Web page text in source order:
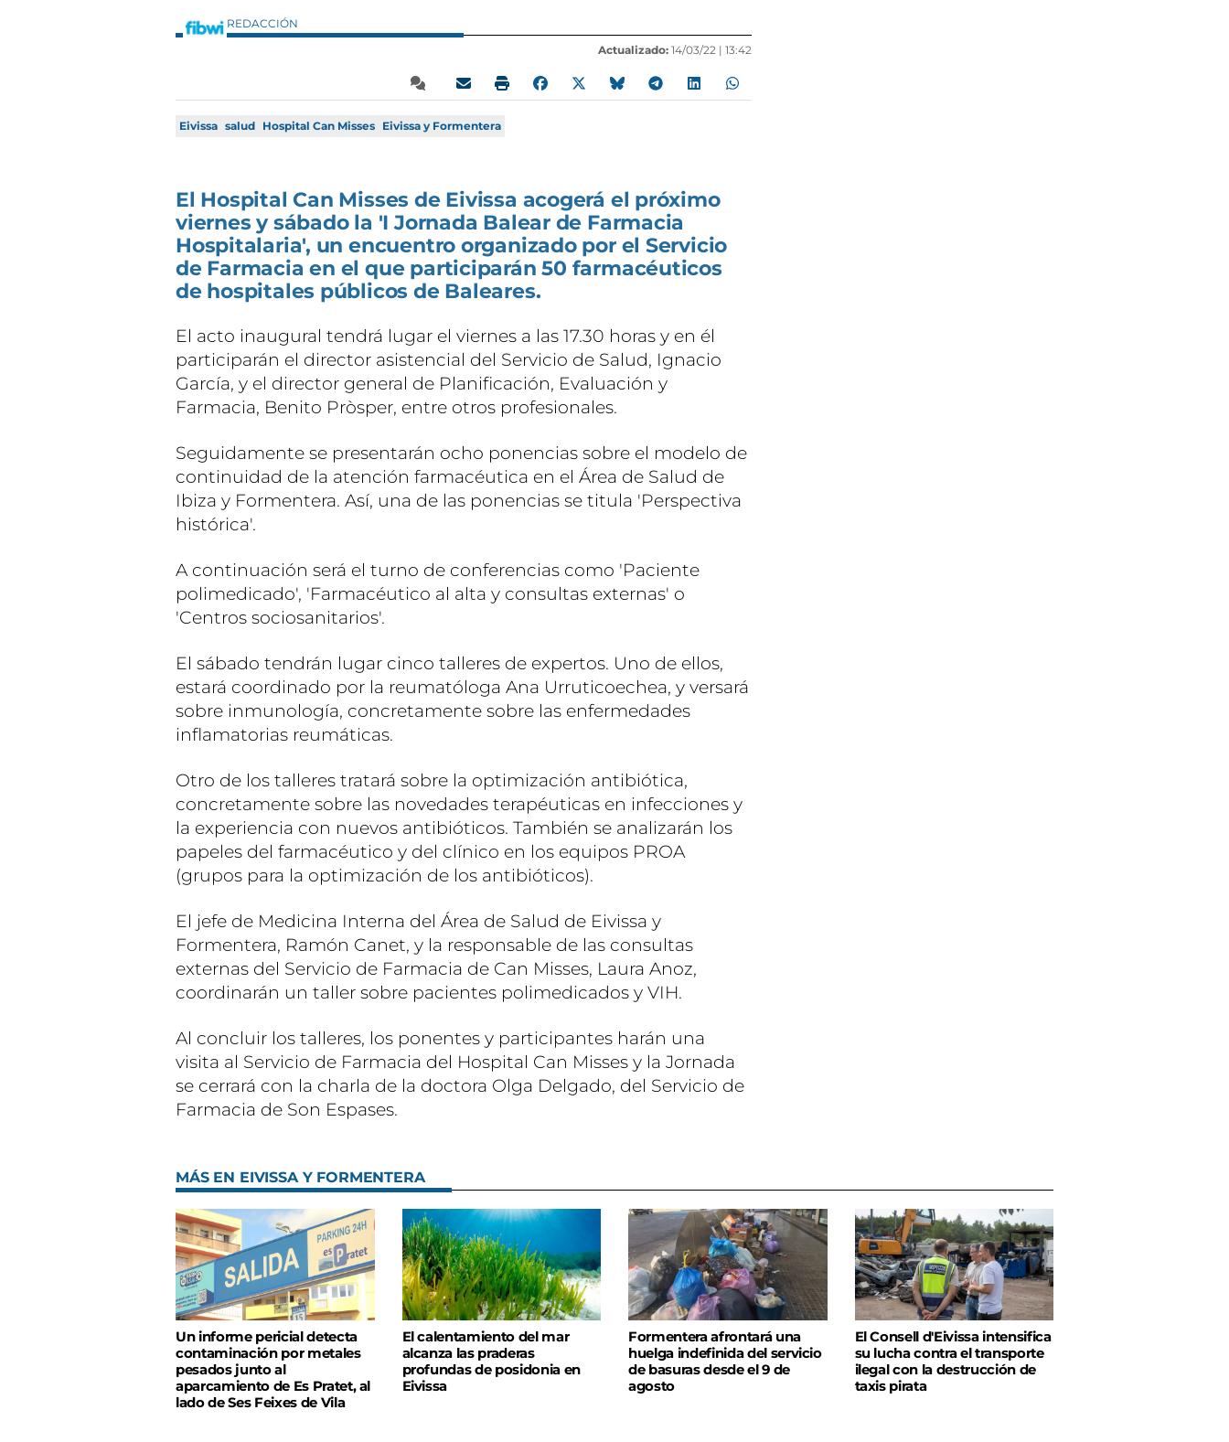
REDACCIÓN
Actualizado: 14/03/22 | 13:42
Eivissa salud Hospital Can Misses Eivissa y Formentera
El Hospital Can Misses de Eivissa acogerá el próximo
viernes y sábado la 'I Jornada Balear de Farmacia
Hospitalaria', un encuentro organizado por el Servicio
de Farmacia en el que participarán 50 farmacéuticos
de hospitales públicos de Baleares.
El acto inaugural tendrá lugar el viernes a las 17.30 horas y en él
participarán el director asistencial del Servicio de Salud, Ignacio
García, y el director general de Planificación, Evaluación y
Farmacia, Benito Pròsper, entre otros profesionales.
Seguidamente se presentarán ocho ponencias sobre el modelo de
continuidad de la atención farmacéutica en el Área de Salud de
Ibiza y Formentera. Así, una de las ponencias se titula 'Perspectiva
histórica'.
A continuación será el turno de conferencias como 'Paciente
polimedicado', 'Farmacéutico al alta y consultas externas' o
'Centros sociosanitarios'.
El sábado tendrán lugar cinco talleres de expertos. Uno de ellos,
estará coordinado por la reumatóloga Ana Urruticoechea, y versará
sobre inmunología, concretamente sobre las enfermedades
inflamatorias reumáticas.
Otro de los talleres tratará sobre la optimización antibiótica,
concretamente sobre las novedades terapéuticas en infecciones y
la experiencia con nuevos antibióticos. También se analizarán los
papeles del farmacéutico y del clínico en los equipos PROA
(grupos para la optimización de los antibióticos).
El jefe de Medicina Interna del Área de Salud de Eivissa y
Formentera, Ramón Canet, y la responsable de las consultas
externas del Servicio de Farmacia de Can Misses, Laura Anoz,
coordinarán un taller sobre pacientes polimedicados y VIH.
Al concluir los talleres, los ponentes y participantes harán una
visita al Servicio de Farmacia del Hospital Can Misses y la Jornada
se cerrará con la charla de la doctora Olga Delgado, del Servicio de
Farmacia de Son Espases.
MÁS EN EIVISSA Y FORMENTERA
Un informe pericial detecta
contaminación por metales
pesados junto al
aparcamiento de Es Pratet, al
lado de Ses Feixes de Vila
El calentamiento del mar
alcanza las praderas
profundas de posidonia en
Eivissa
Formentera afrontará una
huelga indefinida del servicio
de basuras desde el 9 de
agosto
El Consell d'Eivissa intensifica
su lucha contra el transporte
ilegal con la destrucción de
taxis pirata